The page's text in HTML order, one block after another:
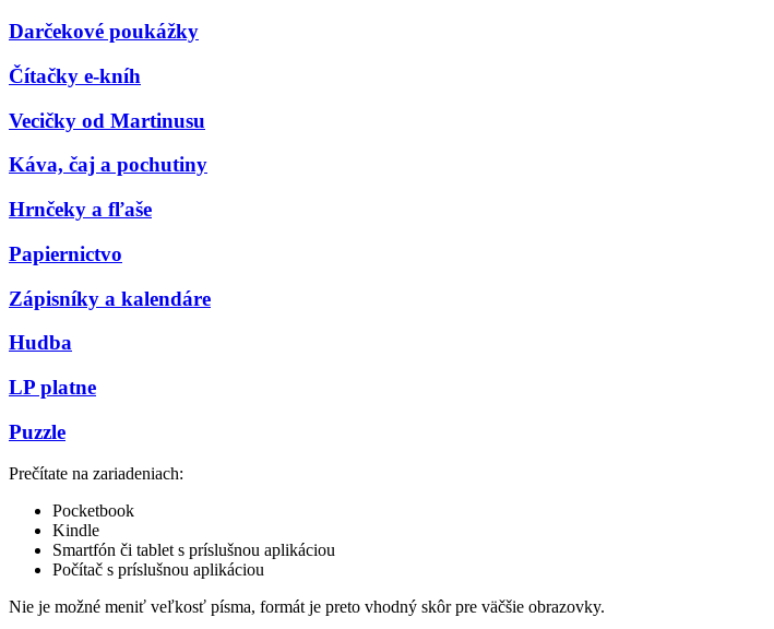
Darčekové poukážky
Čítačky e-kníh
Vecičky od Martinusu
Káva, čaj a pochutiny
Hrnčeky a fľaše
Papiernictvo
Zápisníky a kalendáre
Hudba
LP platne
Puzzle
Prečítate na zariadeniach:
Pocketbook
Kindle
Smartfón či tablet s príslušnou aplikáciou
Počítač s príslušnou aplikáciou
Nie je možné meniť veľkosť písma, formát je preto vhodný skôr pre väčšie obrazovky.